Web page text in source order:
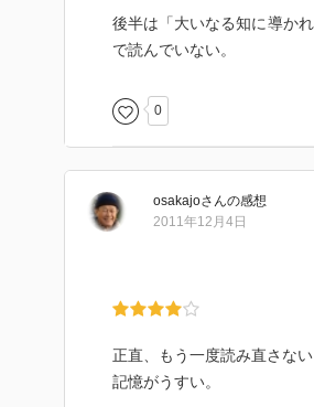
後半は「大いなる知に導か
で読んでいない。
0
osakajoさんの感想
2011年12月4日
正直、もう一度読み直さない
記憶がうすい。